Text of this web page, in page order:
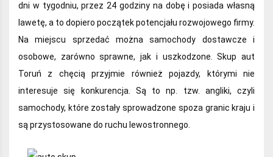
dni w tygodniu, przez 24 godziny na dobę i posiada własną
lawetę, a to dopiero początek potencjału rozwojowego firmy.
Na miejscu sprzedać można samochody dostawcze i
osobowe, zarówno sprawne, jak i uszkodzone. Skup aut
Toruń z chęcią przyjmie również pojazdy, którymi nie
interesuje się konkurencja. Są to np. tzw. angliki, czyli
samochody, które zostały sprowadzone spoza granic kraju i
są przystosowane do ruchu lewostronnego.